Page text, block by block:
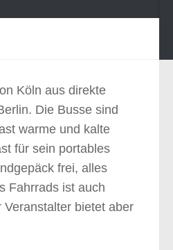
Köln aus direkte
Die Busse sind
warme und kalte
für sein portables
frei, alles
Fahrrads ist auch
bietet aber